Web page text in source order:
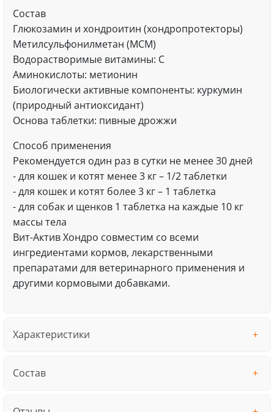
Состав
Глюкозамин и хондроитин (хондропротекторы)
Метилсульфонилметан (МСМ)
Водорастворимые витамины: С
Аминокислоты: метионин
Биологически активные компоненты: куркумин
(природный антиоксидант)
Основа таблетки: пивные дрожжи
Способ применения
Рекомендуется один раз в сутки не менее 30 дней
- для кошек и котят менее 3 кг – 1/2 таблетки
- для кошек и котят более 3 кг – 1 таблетка
- для собак и щенков 1 таблетка на каждые 10 кг
массы тела
Вит-Актив Хондро совместим со всеми
ингредиентами кормов, лекарственными
препаратами для ветеринарного применения и
другими кормовыми добавками.
Характеристики
Состав